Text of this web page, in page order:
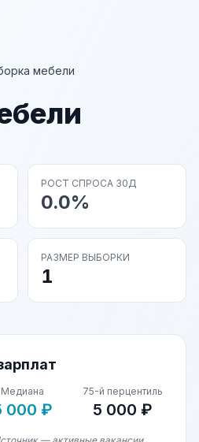
мебели
РОСТ СПРОСА 30Д
0.0%
РАЗМЕР ВЫБОРКИ
1
Медиана
000 ₽
75-й перцентиль
5 000 ₽